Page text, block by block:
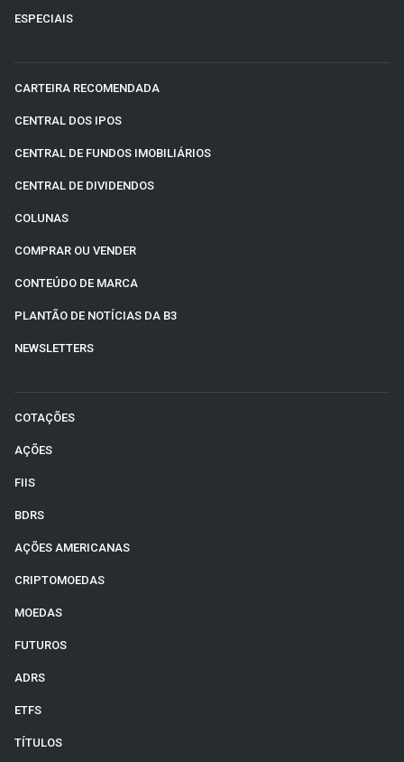
ESPECIAIS
CARTEIRA RECOMENDADA
CENTRAL DOS IPOS
CENTRAL DE FUNDOS IMOBILIÁRIOS
CENTRAL DE DIVIDENDOS
COLUNAS
COMPRAR OU VENDER
CONTEÚDO DE MARCA
PLANTÃO DE NOTÍCIAS DA B3
NEWSLETTERS
COTAÇÕES
AÇÕES
FIIS
BDRS
AÇÕES AMERICANAS
CRIPTOMOEDAS
MOEDAS
FUTUROS
ADRS
ETFS
TÍTULOS